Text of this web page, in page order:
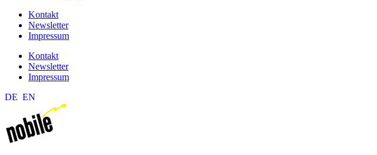
Kontakt
Newsletter
Impressum
Kontakt
Newsletter
Impressum
DE EN